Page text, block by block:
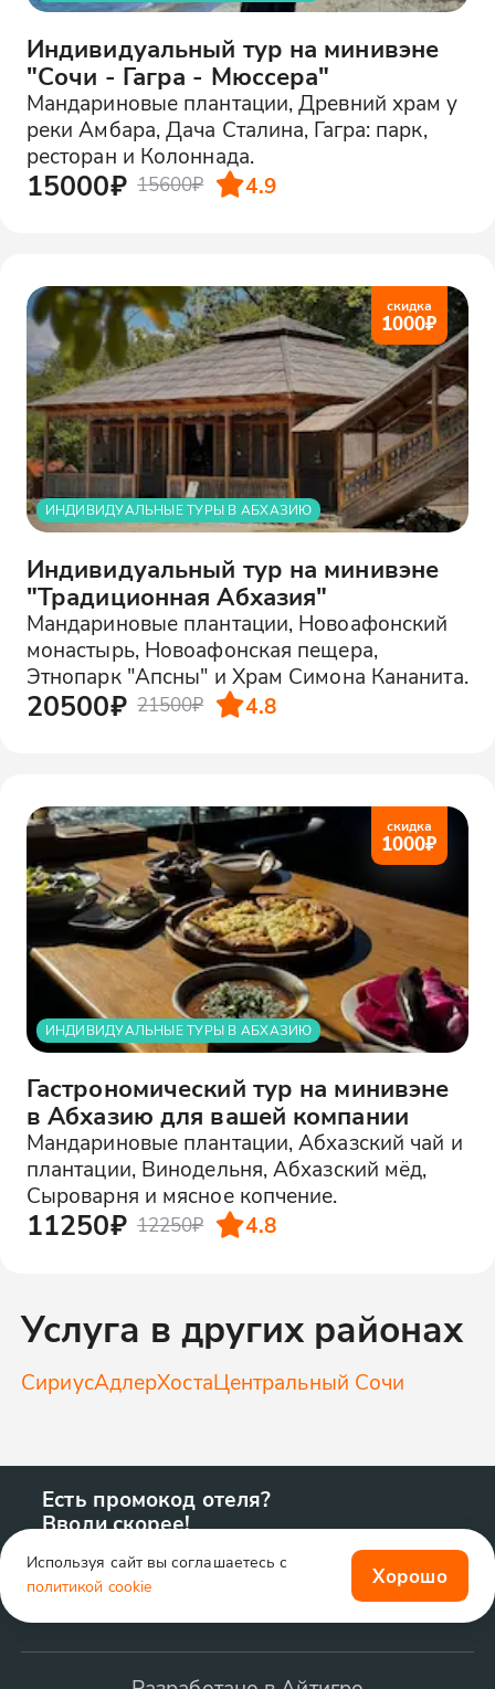
Индивидуальный тур на минивэне
"Сочи - Гагра - Мюссера"
Мандариновые плантации, Древний храм у
реки Амбара, Дача Сталина, Гагра: парк,
ресторан и Колоннада.
15000₽ 15600₽ 4.9
скидка
1000₽
ИНДИВИДУАЛЬНЫЕ ТУРЫ В АБХАЗИЮ
Индивидуальный тур на минивэне
"Традиционная Абхазия"
Мандариновые плантации, Новоафонский
монастырь, Новоафонская пещера,
Этнопарк "Апсны" и Храм Симона Кананита.
20500₽ 21500₽ 4.8
скидка
1000₽
ИНДИВИДУАЛЬНЫЕ ТУРЫ В АБХАЗИЮ
Гастрономический тур на минивэне
в Абхазию для вашей компании
Мандариновые плантации, Абхазский чай и
плантации, Винодельня, Абхазский мёд,
Сыроварня и мясное копчение.
11250₽ 12250₽ 4.8
Услуга в других районах
СириусАдлерХостаЦентральный Сочи
Есть промокод отеля?
Вводи скорее!
Используя сайт вы соглашаетесь с
политикой cookie
Хорошо